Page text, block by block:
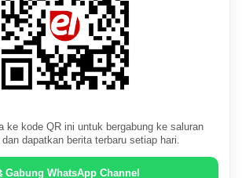
ke kode QR ini untuk bergabung ke saluran
dapatkan berita terbaru setiap hari.
Gabung WhatsApp Channel